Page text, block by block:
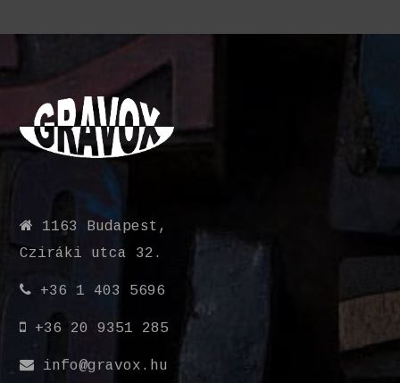
1163 Budapest,
Cziráki utca 32.
+36 1 403 5696
+36 20 9351 285
info@gravox.hu